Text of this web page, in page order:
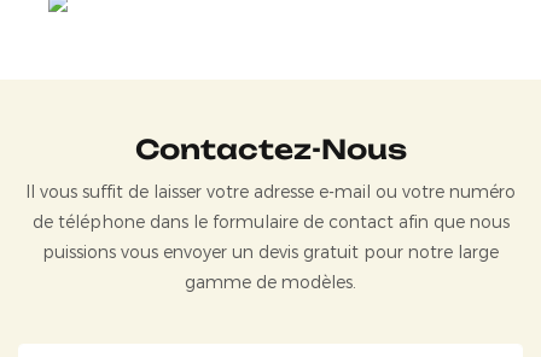
Contactez-Nous
Il vous suffit de laisser votre adresse e-mail ou votre numéro
de téléphone dans le formulaire de contact afin que nous
puissions vous envoyer un devis gratuit pour notre large
gamme de modèles.